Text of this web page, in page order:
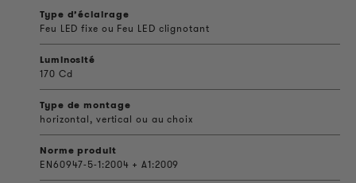
Type d’éclairage
Feu LED fixe ou Feu LED clignotant
Luminosité
170 Cd
Type de montage
horizontal, vertical ou au choix
Norme produit
EN60947-5-1:2004 + A1:2009